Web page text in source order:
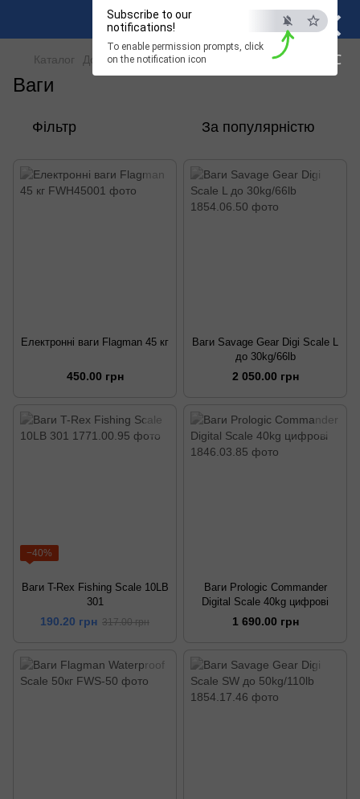
×
ESC
Subscribe to our
notifications!
To enable permission prompts, click
on the notification icon
Каталог Допоміжна снасть Інструменти Ваги
Ваги
Фільтр За популярністю
Електронні ваги Flagman 45 кг
450.00 грн
Ваги Savage Gear Digi Scale L
до 30kg/66lb
2 050.00 грн
−40%
Ваги T-Rex Fishing Scale 10LB
301
190.20 грн 317.00 грн
Ваги Prologic Сommander
Digital Scale 40kg цифрові
1 690.00 грн